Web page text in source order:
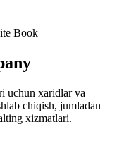
Book
uchun xaridlar va
chiqish, jumladan
xizmatlari.